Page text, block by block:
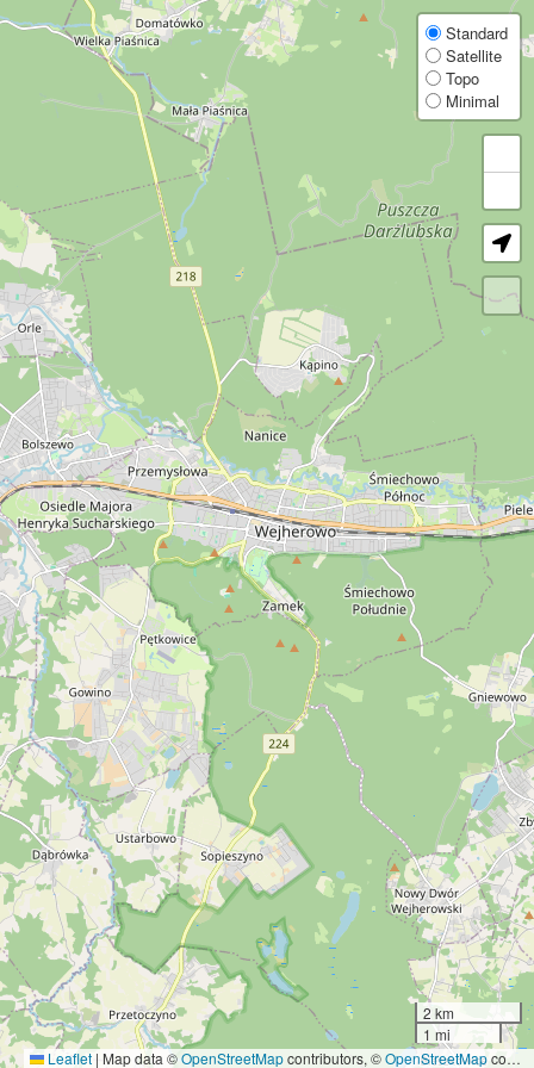
World Wind Turbine Map
Explore more than 430,000 wind turbines worldwide with this free interactive
The map is useful for wind energy professionals, researchers, local
OpenStreetMap wind turbine data
Coverage and attribute completeness vary by region because the dataset is
FAQ, licence, and privacy
Read the FAQ for details about data sources, update cadence, exports, and data
Wind Turbine Map FAQ
Data licence and termsPrivacy information Impressum
Explore 430,000+ wind turbines worldwide. Get detailed data on manufacturer,
Weltweite Karte mit über 430.000 Windkraftanlagen. Details zu Hersteller,
Carte mondiale de plus de 430 000 éoliennes. Détails sur le fabricant,
Mapa mundial con más de 430.000 aerogeneradores. Datos de OpenStreetMap
Mappa mondiale con oltre 430.000 turbine eoliche. Dati OpenStreetMap su
Wereldkaart met meer dan 430.000 windturbines. OpenStreetMap-gegevens
Mapa świata z ponad 430 000 turbin wiatrowych. Dane z OpenStreetMap o
世界中の43万基以上の風車を掲載した地図です。製造元、運営者、定格出力、寸
全球风机地图，收录超过 43 万台风机。查看来自 OpenStreetMap 的制造商、运营
Карта мира с более чем 430 000 ветротурбин. Подробные данные
Карта світу з понад 430 000 вітротурбін. Детальні дані OpenStreetMap про
Standard
Satellite
Topo
Minimal
2 km
1 mi
Leaflet | Map data ©OpenStreetMapcontributors, ©OpenStreetMapcontributors